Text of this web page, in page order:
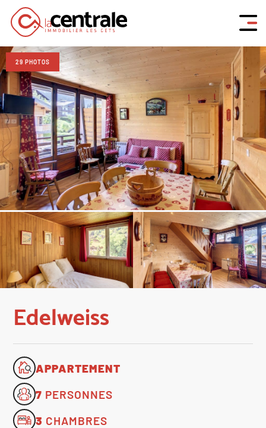
29 PHOTOS
Edelweiss
APPARTEMENT
7 PERSONNES
3 CHAMBRES